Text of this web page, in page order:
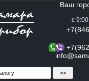
Ваш
с